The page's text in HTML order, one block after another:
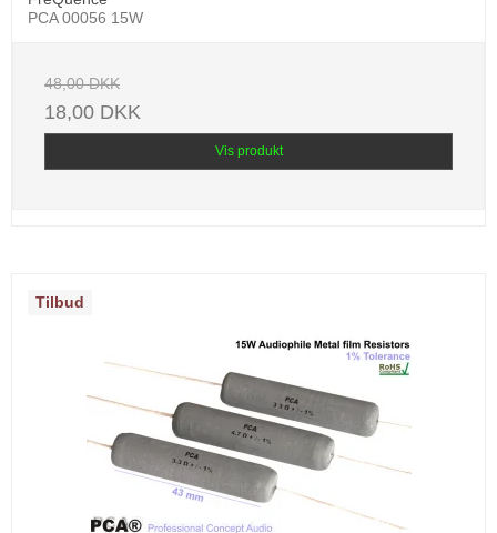
PCA 00056 15W
48,00 DKK
18,00 DKK
Vis produkt
Tilbud